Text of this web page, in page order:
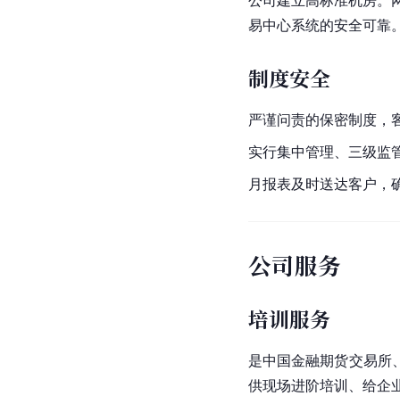
易中心系统的安全可靠
制度安全
严谨问责的保密制度，
实行集中管理、三级监
月报表及时送达客户，
公司服务
培训服务
是中国金融期货交易所
供现场进阶培训、给企